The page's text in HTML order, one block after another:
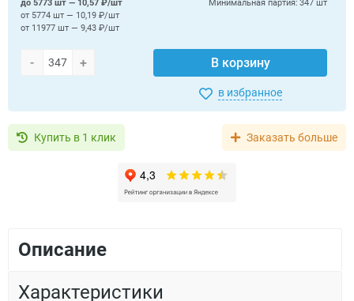
- + В корзину
Минимальная партия: 347 шт
до 5773 шт — 10,57 ₽/шт
от 5774 шт — 10,19 ₽/шт
от 11977 шт — 9,43 ₽/шт
в избранное
Купить в 1 клик Заказать больше
Описание
Характеристики